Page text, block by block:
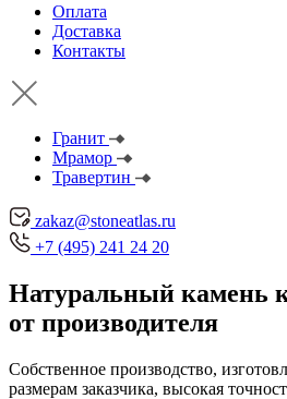
Оплата
Доставка
Контакты
Гранит
Мрамор
Травертин
zakaz@stoneatlas.ru
+7 (495) 241 24 20
Натуральный камень
от производителя
Собственное производство,
размерам заказчика, высокая